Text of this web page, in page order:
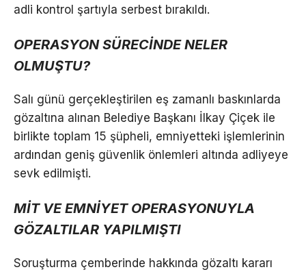
adli kontrol şartıyla serbest bırakıldı.
OPERASYON SÜRECİNDE NELER
OLMUŞTU?
Salı günü gerçekleştirilen eş zamanlı baskınlarda
gözaltına alınan Belediye Başkanı İlkay Çiçek ile
birlikte toplam 15 şüpheli, emniyetteki işlemlerinin
ardından geniş güvenlik önlemleri altında adliyeye
sevk edilmişti.
MİT VE EMNİYET OPERASYONUYLA
GÖZALTILAR YAPILMIŞTI
Soruşturma çemberinde hakkında gözaltı kararı